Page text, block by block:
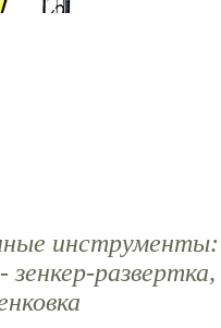
инструменты:
зенкер-развертка,